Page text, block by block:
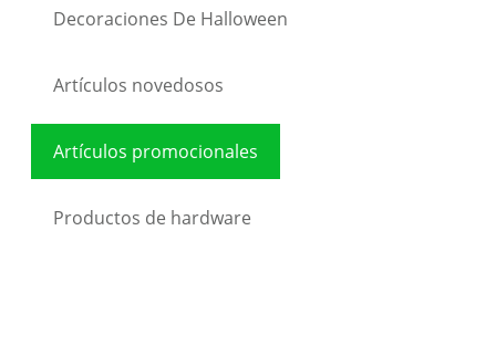
Decoraciones De Halloween
Artículos novedosos
Artículos promocionales
Productos de hardware